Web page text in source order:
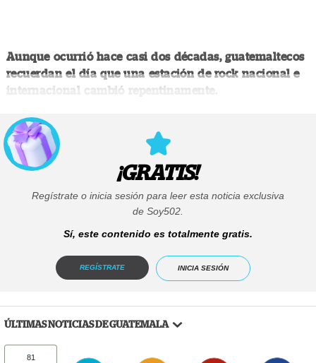
Aunque ocurrió hace casi dos décadas, guatemaltecos
recuerdan el día que una estación de rock nacional e
internacional cambió repentinamente.
¡GRATIS!
Regístrate o inicia sesión para leer esta noticia exclusiva
de Soy502.
Sí, este contenido es totalmente gratis.
REGÍSTRATE INICIA SESIÓN
ÚLTIMAS NOTICIAS DE GUATEMALA
81